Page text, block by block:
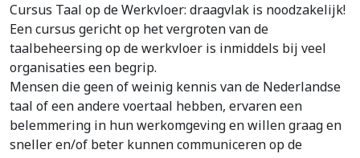
Cursus Taal op de Werkvloer: draagvlak is noodzakelijk!
Een cursus gericht op het vergroten van de
taalbeheersing op de werkvloer is inmiddels bij veel
organisaties een begrip.
Mensen die geen of weinig kennis van de Nederlandse
taal of een andere voertaal hebben, ervaren een
belemmering in hun werkomgeving en willen graag en
sneller en/of beter kunnen communiceren op de